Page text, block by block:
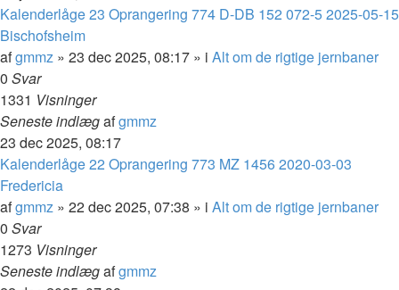
Kalenderlåge 23 Oprangering 774 D-DB 152 072-5 2025-05-15
Bischofsheim
afgmmz » 23 dec 2025, 08:17 » i Alt om de rigtige jernbaner
0 Svar
1331 Visninger
Seneste indlægafgmmz
23 dec 2025, 08:17
Kalenderlåge 22 Oprangering 773 MZ 1456 2020-03-03
Fredericia
afgmmz » 22 dec 2025, 07:38 » i Alt om de rigtige jernbaner
0 Svar
1273 Visninger
Seneste indlægafgmmz